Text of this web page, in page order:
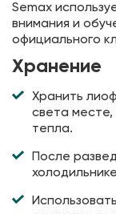
Semax
внимания и
официального
Хранение
Хранить
света месте,
тепла.
После